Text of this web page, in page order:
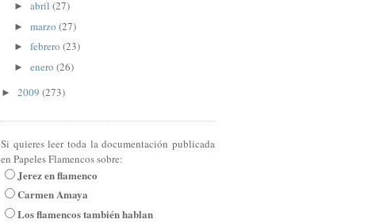
► abril (27)
► marzo (27)
► febrero (23)
► enero (26)
► 2009 (273)
Si quieres leer toda la documentación publicada
en Papeles Flamencos sobre:
Jerez en flamenco
Carmen Amaya
Los flamencos también hablan